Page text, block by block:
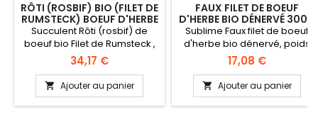
RÔTI (ROSBIF) BIO (FILET DE
RUMSTECK) BOEUF D'HERBE
600G
Succulent Rôti (rosbif) de
boeuf bio Filet de Rumsteck ,
boeuf d'herbe extra tendre,
gouteux, poids 600 g en
direct du producteur, la ferme
biologique de Normandie.
Viande origine FRANCE, race
Prix
34,17 €
 Ajouter au panier
FAUX FILET DE BOEUF
D'HERBE BIO DÉNERVÉ 300G
Sublime Faux filet de boeuf
d'herbe bio dénervé, poids
300g race limousine, en
direct du producteur la ferme
biologique de Normandie.
Viande origine France, région
Normandie Race LIMOUSINE,
Prix
17,08 €
 Ajouter au panier